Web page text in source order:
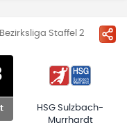
Staffel 2
HSG Sulzbach-
Murrhardt